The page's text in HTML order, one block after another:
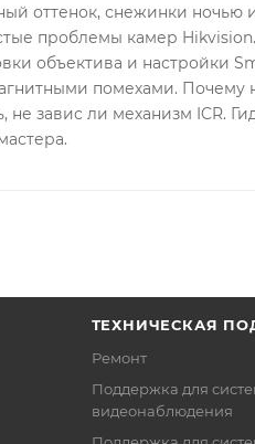
оттенок, снежинки ночью
проблемы камер
объектива и настройки
помехами. Почему
завис ли механизм ICR.
ТЕХНИЧЕСКАЯ
Ремонт
Поддержка для
видеонаблюдения